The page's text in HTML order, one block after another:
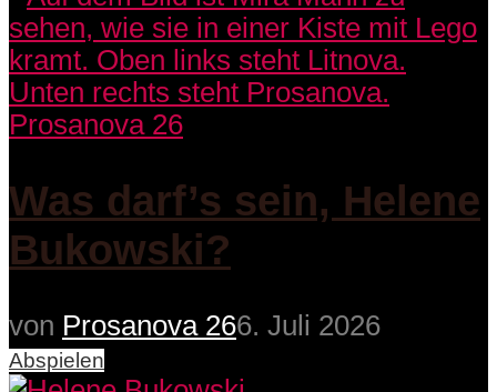
Prosanova 26
Was darf’s sein, Helene
Bukowski?
von Prosanova 266. Juli 2026
Abspielen